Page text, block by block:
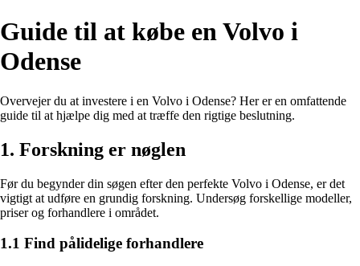
Guide til at købe en Volvo i
Odense
Overvejer du at investere i en Volvo i Odense? Her er en omfattende
guide til at hjælpe dig med at træffe den rigtige beslutning.
1. Forskning er nøglen
Før du begynder din søgen efter den perfekte Volvo i Odense, er det
vigtigt at udføre en grundig forskning. Undersøg forskellige modeller,
priser og forhandlere i området.
1.1 Find pålidelige forhandlere